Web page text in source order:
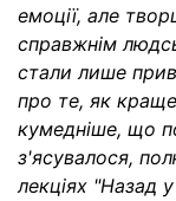
емоції, але
справжнім
стали лише
про те, як краще
кумедніше, що
з'ясувалося,
лекціях "Назад